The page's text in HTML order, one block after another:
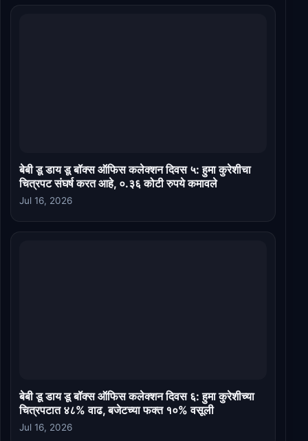
बेबी डू डाय डू बॉक्स ऑफिस कलेक्शन दिवस ५: हुमा कुरेशीचा
चित्रपट संघर्ष करत आहे, ०.३६ कोटी रुपये कमावले
Jul 16, 2026
बेबी डू डाय डू बॉक्स ऑफिस कलेक्शन दिवस ६: हुमा कुरेशीच्या
चित्रपटात ४८% वाढ, बजेटच्या फक्त १०% वसूली
Jul 16, 2026